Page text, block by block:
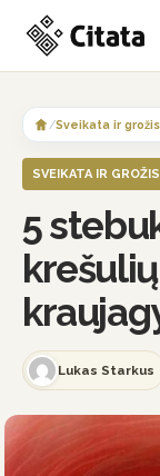
content
/Sveikata ir grožis
SVEIKATA IR GROŽIS
5
Lukas Starkus